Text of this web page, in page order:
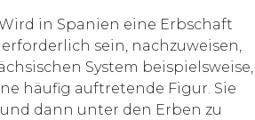
in Spanien eine Erbschaft
sein, nachzuweisen,
System beispielsweise,
häufig auftretende Figur. Sie
dann unter den Erben zu